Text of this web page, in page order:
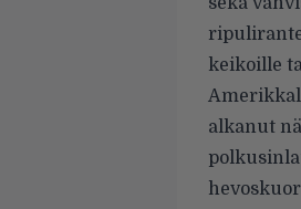
keikoille
alkanut